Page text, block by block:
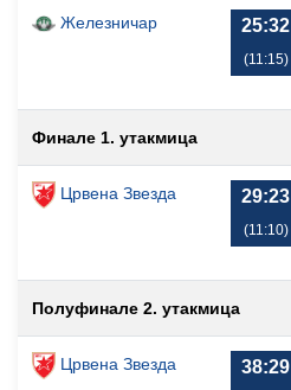
Железничар 25:32
(11:15)
Финале 1. утакмица
Црвена Звезда 29:23
(11:10)
Полуфинале 2. утакмица
Црвена Звезда 38:29